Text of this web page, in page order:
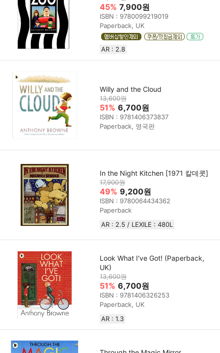
45% 7,900원
ISBN : 9780099219019
Paperback, UK
AR : 2.8
Willy and the Cloud
13,600원
51% 6,700원
ISBN : 9781406373837
Paperback, 영국판
In the Night Kitchen [1971 칼데콧]
17,900원
49% 9,200원
ISBN : 9780064434362
Paperback
AR : 2.5 / LEXILE : 480L
Look What I've Got! (Paperback,
UK)
13,600원
51% 6,700원
ISBN : 9781406326253
Paperback, UK
AR : 1.3